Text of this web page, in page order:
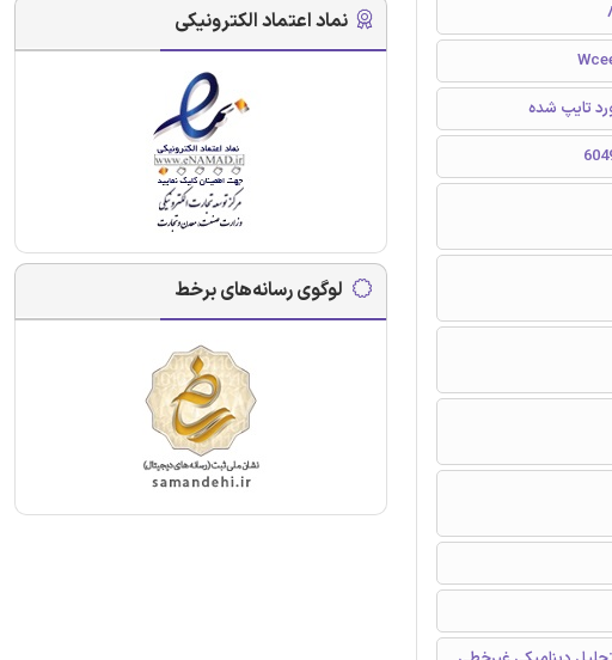
تایپ شده
نماد اعتماد الکترونیکی
لوگوی رسانه‌های برخط